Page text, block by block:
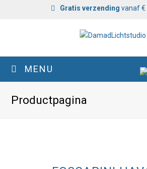
Gratis verzending vanaf €
MENU
Productpagina